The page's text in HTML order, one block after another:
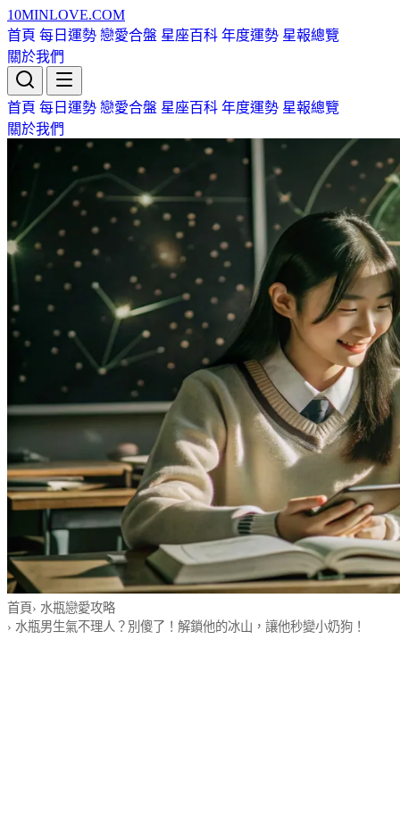
10MINLOVE.COM
首頁 每日運勢 戀愛合盤 星座百科 年度運勢 星報總覽
關於我們
首頁 每日運勢 戀愛合盤 星座百科 年度運勢 星報總覽
關於我們
首頁› 水瓶戀愛攻略
› 水瓶男生氣不理人？別傻了！解鎖他的冰山，讓他秒變小奶狗！